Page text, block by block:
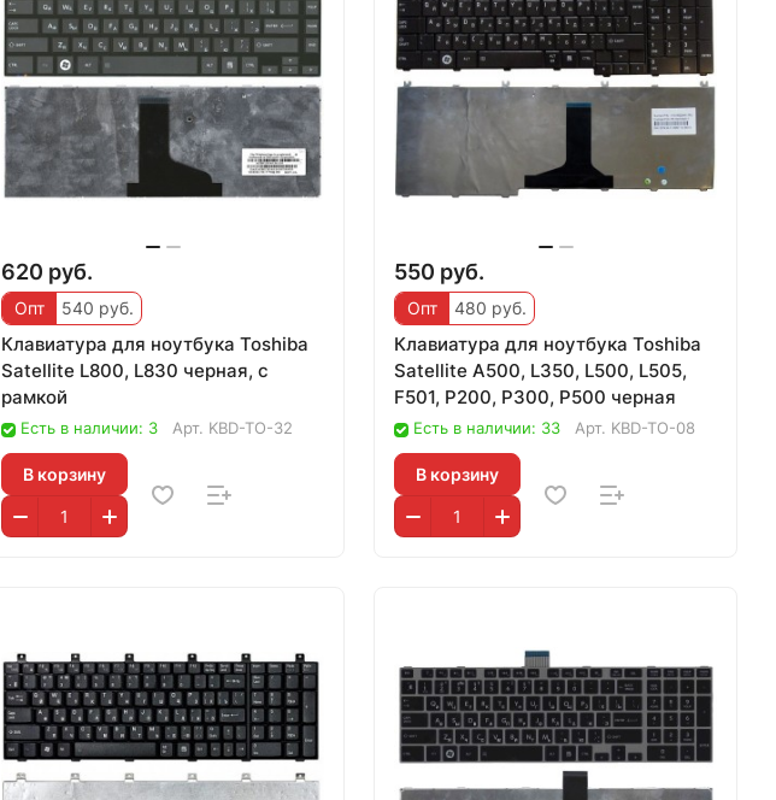
620 руб.
Опт 540 руб.
Клавиатура для ноутбука Toshiba
Satellite L800, L830 черная, с
рамкой
Есть в наличии: 3 Арт. KBD-TO-32
В корзину
550 руб.
Опт 480 руб.
Клавиатура для ноутбука Toshiba
Satellite A500, L350, L500, L505,
F501, P200, P300, P500 черная
Есть в наличии: 33 Арт. KBD-TO-08
В корзину